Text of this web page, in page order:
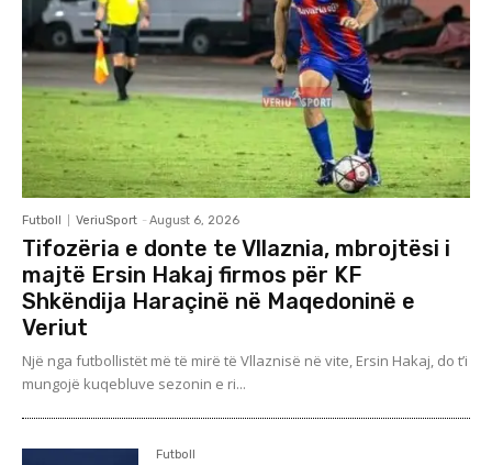
Futboll VeriuSport - August 6, 2026
Tifozëria e donte te Vllaznia, mbrojtësi i
majtë Ersin Hakaj firmos për KF
Shkëndija Haraçinë në Maqedoninë e
Veriut
Një nga futbollistët më të mirë të Vllaznisë në vite, Ersin Hakaj, do t’i
mungojë kuqebluve sezonin e ri...
Futboll